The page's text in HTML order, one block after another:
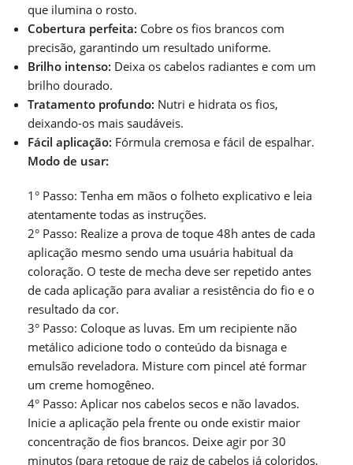
que ilumina o rosto.
Cobertura perfeita: Cobre os fios brancos com
precisão, garantindo um resultado uniforme.
Brilho intenso: Deixa os cabelos radiantes e com um
brilho dourado.
Tratamento profundo: Nutri e hidrata os fios,
deixando-os mais saudáveis.
Fácil aplicação: Fórmula cremosa e fácil de espalhar.
Modo de usar:
1° Passo: Tenha em mãos o folheto explicativo e leia
atentamente todas as instruções.
2° Passo: Realize a prova de toque 48h antes de cada
aplicação mesmo sendo uma usuária habitual da
coloração. O teste de mecha deve ser repetido antes
de cada aplicação para avaliar a resistência do fio e o
resultado da cor.
3° Passo: Coloque as luvas. Em um recipiente não
metálico adicione todo o conteúdo da bisnaga e
emulsão reveladora. Misture com pincel até formar
um creme homogêneo.
4° Passo: Aplicar nos cabelos secos e não lavados.
Inicie a aplicação pela frente ou onde existir maior
concentração de fios brancos. Deixe agir por 30
minutos (para retoque de raiz de cabelos já coloridos,